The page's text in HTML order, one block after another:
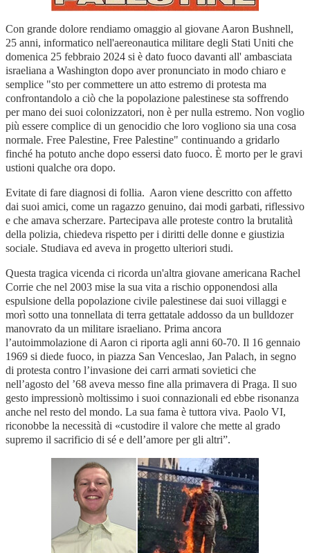
Con grande dolore rendiamo omaggio al giovane Aaron Bushnell,
25 anni, informatico nell'aereonautica militare degli Stati Uniti che
domenica 25 febbraio 2024 si è dato fuoco davanti all' ambasciata
israeliana a Washington dopo aver pronunciato in modo chiaro e
semplice "sto per commettere un atto estremo di protesta ma
confrontandolo a ciò che la popolazione palestinese sta soffrendo
per mano dei suoi colonizzatori, non è per nulla estremo. Non voglio
più essere complice di un genocidio che loro vogliono sia una cosa
normale. Free Palestine, Free Palestine" continuando a gridarlo
finché ha potuto anche dopo essersi dato fuoco. È morto per le gravi
ustioni qualche ora dopo.
Evitate di fare diagnosi di follia. Aaron viene descritto con affetto
dai suoi amici, come un ragazzo genuino, dai modi garbati, riflessivo
e che amava scherzare. Partecipava alle proteste contro la brutalità
della polizia, chiedeva rispetto per i diritti delle donne e giustizia
sociale. Studiava ed aveva in progetto ulteriori studi.
Questa tragica vicenda ci ricorda un'altra giovane americana Rachel
Corrie che nel 2003 mise la sua vita a rischio opponendosi alla
espulsione della popolazione civile palestinese dai suoi villaggi e
morì sotto una tonnellata di terra gettatale addosso da un bulldozer
manovrato da un militare israeliano. Prima ancora
l’autoimmolazione di Aaron ci riporta agli anni 60-70. Il 16 gennaio
1969 si diede fuoco, in piazza San Venceslao, Jan Palach, in segno
di protesta contro l’invasione dei carri armati sovietici che
nell’agosto del ’68 aveva messo fine alla primavera di Praga. Il suo
gesto impressionò moltissimo i suoi connazionali ed ebbe risonanza
anche nel resto del mondo. La sua fama è tuttora viva. Paolo VI,
riconobbe la necessità di «custodire il valore che mette al grado
supremo il sacrificio di sé e dell’amore per gli altri”.